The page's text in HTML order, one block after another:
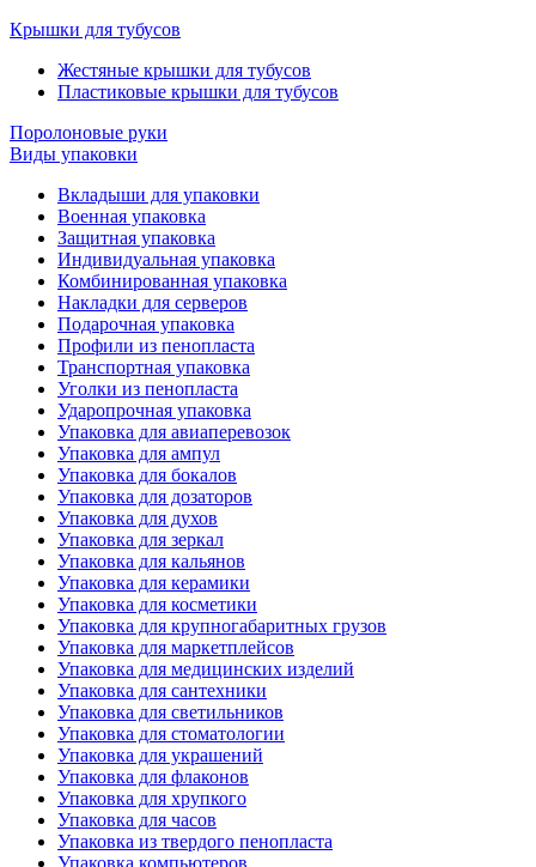
Крышки для тубусов
Жестяные крышки для тубусов
Пластиковые крышки для тубусов
Поролоновые руки
Виды упаковки
Вкладыши для упаковки
Военная упаковка
Защитная упаковка
Индивидуальная упаковка
Комбинированная упаковка
Накладки для серверов
Подарочная упаковка
Профили из пенопласта
Транспортная упаковка
Уголки из пенопласта
Ударопрочная упаковка
Упаковка для авиаперевозок
Упаковка для ампул
Упаковка для бокалов
Упаковка для дозаторов
Упаковка для духов
Упаковка для зеркал
Упаковка для кальянов
Упаковка для керамики
Упаковка для косметики
Упаковка для крупногабаритных грузов
Упаковка для маркетплейсов
Упаковка для медицинских изделий
Упаковка для сантехники
Упаковка для светильников
Упаковка для стоматологии
Упаковка для украшений
Упаковка для флаконов
Упаковка для хрупкого
Упаковка для часов
Упаковка из твердого пенопласта
Упаковка компьютеров